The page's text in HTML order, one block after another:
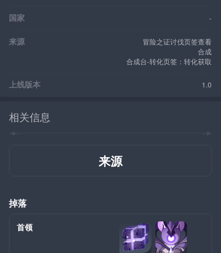
国家 -
来源
冒险之证讨伐页签查看
合成
合成台-转化页签：转化获取
上线版本 1.0
相关信息
来源
掉落
首领